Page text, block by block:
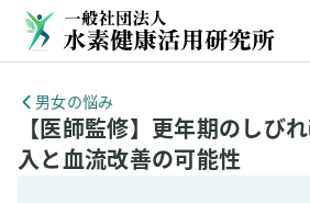
男女の悩み
【医師監修】更年期のしび
入と血流改善の可能性